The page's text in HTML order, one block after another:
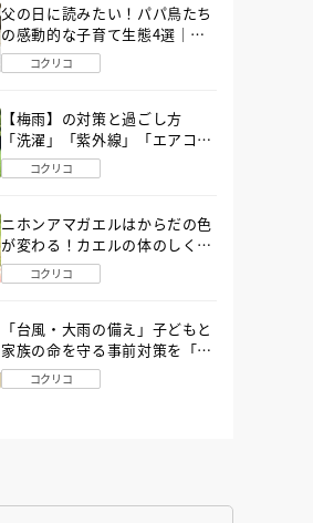
父の日に読みたい！パパ鳥たち
の感動的な子育て生態4選｜図
鑑MOVE
コクリコ
【梅雨】の対策と過ごし方
「洗濯」「紫外線」「エアコ
ン」「ゲリラ豪雨」…〔気象予
報士が完全ガイド〕
コクリコ
ニホンアマガエルはからだの色
が変わる！カエルの体のしくみ
から両生類の特ちょうまで図鑑
MOVEが解説！
コクリコ
「台風・大雨の備え」子どもと
家族の命を守る事前対策を「防
災アドバイザー」が解説
コクリコ